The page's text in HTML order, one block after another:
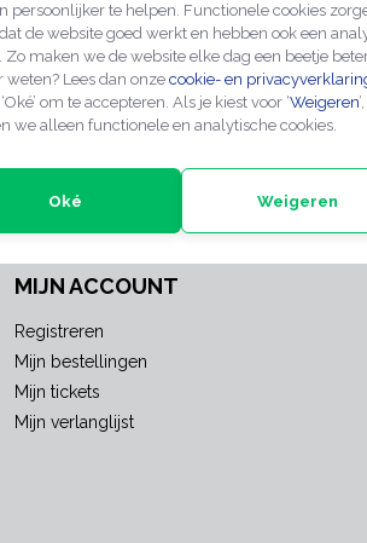
persoonlijker te helpen. Functionele cookies
de website goed werkt en hebben ook een
Zo maken we de website elke dag een beetje
weten? Lees dan onze cookie- en
om te accepteren. Als je kiest voor ‘Weigeren’,
we alleen functionele en analytische cookies.
Oké Weigeren
PRIJZEN PROFESSIONELE
NIEUWSBRIEF
MIJN ACCOUNT
Registreren
Mijn bestellingen
Mijn tickets
Mijn verlanglijst